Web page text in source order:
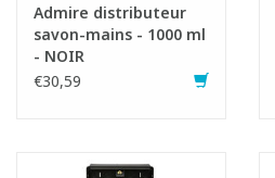
Admire distributeur
savon-mains - 1000 ml
- NOIR
€30,59